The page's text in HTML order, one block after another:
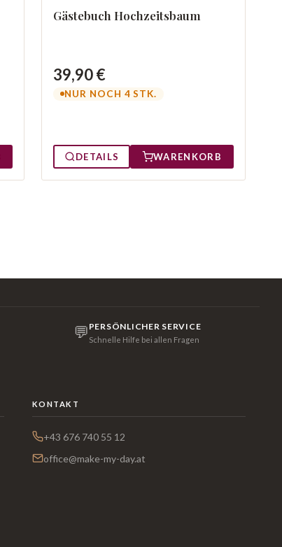
Gästebuch Hochzeitsbaum
39,90 €
NUR NOCH 4 STK.
DETAILS WARENKORB
💬 PERSÖNLICHER SERVICE
Schnelle Hilfe bei allen Fragen
KONTAKT
+43 676 740 55 12
office@make-my-day.at